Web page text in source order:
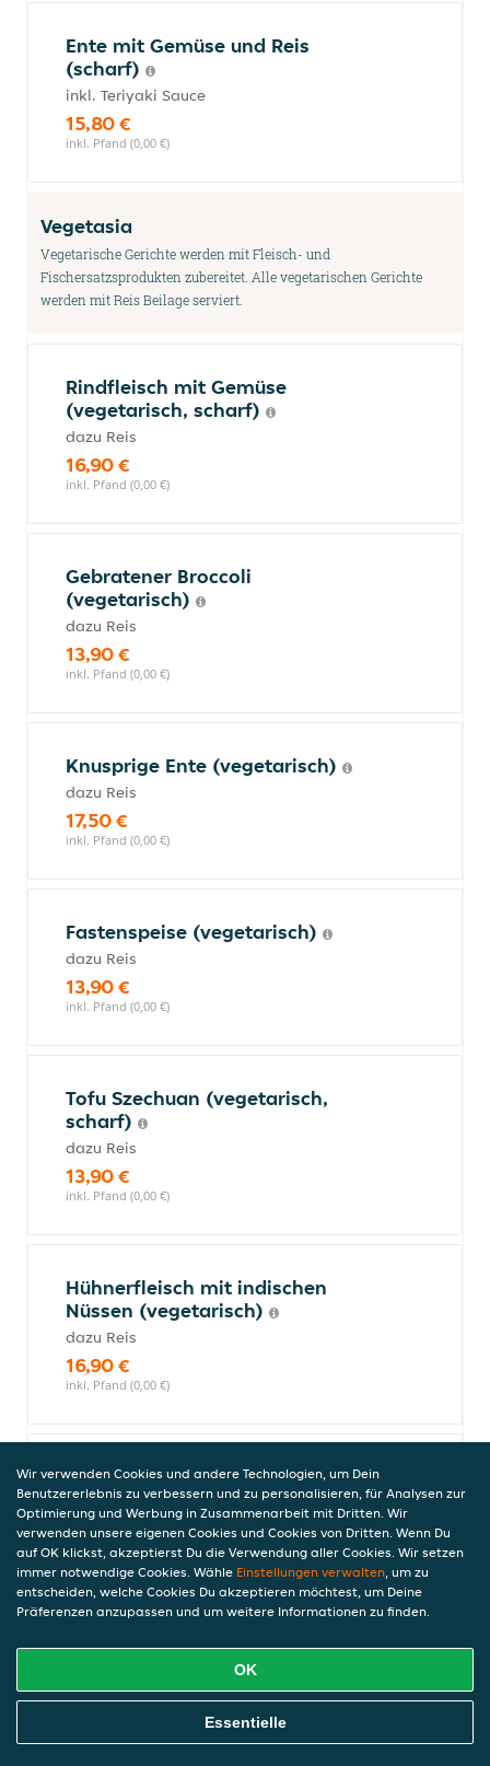
Ente mit Gemüse und Reis
(scharf)
inkl. Teriyaki Sauce
15,80 €
inkl. Pfand (0,00 €)
Vegetasia
Vegetarische Gerichte werden mit Fleisch- und
Fischersatzsprodukten zubereitet. Alle vegetarischen Gerichte
werden mit Reis Beilage serviert.
Rindfleisch mit Gemüse
(vegetarisch, scharf)
dazu Reis
16,90 €
inkl. Pfand (0,00 €)
Gebratener Broccoli
(vegetarisch)
dazu Reis
13,90 €
inkl. Pfand (0,00 €)
Knusprige Ente (vegetarisch)
dazu Reis
17,50 €
inkl. Pfand (0,00 €)
Fastenspeise (vegetarisch)
dazu Reis
13,90 €
inkl. Pfand (0,00 €)
Tofu Szechuan (vegetarisch,
scharf)
dazu Reis
13,90 €
inkl. Pfand (0,00 €)
Hühnerfleisch mit indischen
Nüssen (vegetarisch)
dazu Reis
16,90 €
inkl. Pfand (0,00 €)
Knuspriges Hühnerfleisch
(vegetarisch)
dazu Reis
16,90 €
inkl. Pfand (0,00 €)
Acht Schätze (vegetarisch,
scharf)
16,90 €
Online Essen Bestellen
Wir verwenden Cookies und andere Technologien, um Dein
Benutzererlebnis zu verbessern und zu personalisieren, für Analysen zur
Optimierung und Werbung in Zusammenarbeit mit Dritten. Wir
verwenden unsere eigenen Cookies und Cookies von Dritten. Wenn Du
auf OK klickst, akzeptierst Du die Verwendung aller Cookies. Wir setzen
immer notwendige Cookies. Wähle Einstellungen verwalten, um zu
entscheiden, welche Cookies Du akzeptieren möchtest, um Deine
Präferenzen anzupassen und um weitere Informationen zu finden.
OK
Essentielle